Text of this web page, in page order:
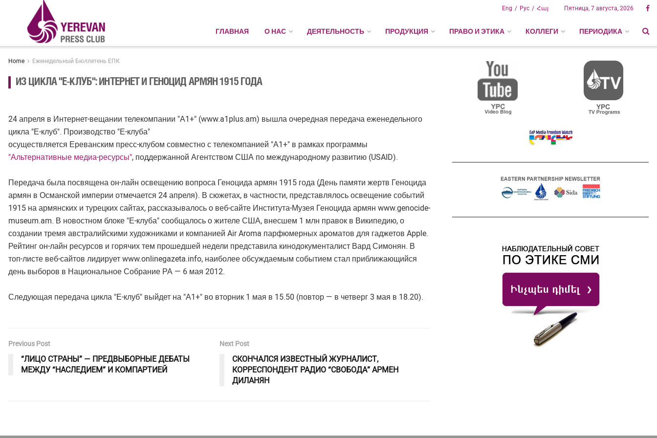
Рус Հայ
Eng Пятница, 7 августа, 2026
ГЛАВНАЯ О НАС ДЕЯТЕЛЬНОСТЬ ПРОДУКЦИЯ ПРАВО И ЭТИКА КОЛЛЕГИ ПЕРИОДИКА
Home Еженедельный Бюллетень ЕПК
ИЗ ЦИКЛА "Е-КЛУБ": ИНТЕРНЕТ И ГЕНОЦИД АРМЯН 1915 ГОДА
24 апреля в Интернет-вещании телекомпании "А1+" (www.a1plus.am) вышла очередная передача еженедельного
цикла "Е-клуб". Производство "Е-клуба"
осуществляется Ереванским пресс-клубом совместно с телекомпанией "А1+" в рамках программы
"Альтернативные медиа-ресурсы", поддержанной Агентством США по международному развитию (USAID).
Передача была посвящена он-лайн освещению вопроса Геноцида армян 1915 года (День памяти жертв Геноцида
армян в Османской империи отмечается 24 апреля). В сюжетах, в частности, представлялось освещение событий
1915 на армянских и турецких сайтах, рассказывалось о веб-сайте Института-Музея Геноцида армян www.genocide-
museum.am. В новостном блоке "Е-клуба" сообщалось о жителе США, внесшем 1 млн правок в Википедию, о
создании тремя австралийскими художниками и компанией Air Aroma парфюмерных ароматов для гаджетов Apple.
Рейтинг он-лайн ресурсов и горячих тем прошедшей недели представила кинодокументалист Вард Симонян. В
топ-листе веб-сайтов лидирует www.onlinegazeta.info, наиболее обсуждаемым событием стал приближающийся
день выборов в Национальное Собрание РА — 6 мая 2012.
Следующая передача цикла "Е-клуб" выйдет на "А1+" во вторник 1 мая в 15.50 (повтор — в четверг 3 мая в 18.20).
Previous Post
“ЛИЦО СТРАНЫ” — ПРЕДВЫБОРНЫЕ ДЕБАТЫ
МЕЖДУ “НАСЛЕДИЕМ” И КОМПАРТИЕЙ
Next Post
СКОНЧАЛСЯ ИЗВЕСТНЫЙ ЖУРНАЛИСТ,
КОРРЕСПОНДЕНТ РАДИО “СВОБОДА” АРМЕН
ДИЛАНЯН